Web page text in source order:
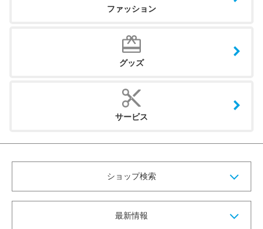
ファッション
グッズ
サービス
ショップ検索
最新情報